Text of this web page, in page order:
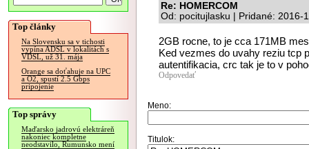
Top články
Na Slovensku sa v tichosti
vypína ADSL v lokalitách s
VDSL, už 31. mája
Orange sa doťahuje na UPC
a O2, spustí 2.5 Gbps
pripojenie
Top správy
Maďarsko jadrovú elektráreň
nakoniec kompletne
neodstavilo, Rumunsko mení
Re: HOMERCOM
Od: pocitujlasku | Pridané: 2016-
2GB rocne, to je cca 171MB
Ked vezmes do uvahy reziu tcp
autentifikacia, crc tak je to v
Odpovedať
Meno:
Titulok: